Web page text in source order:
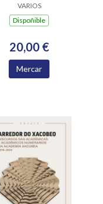
PARADIGMAS E
EPISTÉMICOS
VARIOS
Dispoñible
20,00 €
Mercar